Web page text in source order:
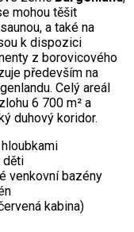
mohou těšit
a také na
k dispozici
z borovicového
především na
Celý areál
6 700 m² a
duhový koridor.
děti
venkovní bazény
kabina)